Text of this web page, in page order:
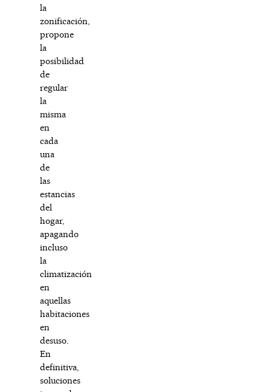
la
zonificación,
propone
la
posibilidad
de
regular
la
misma
en
cada
una
de
las
estancias
del
hogar,
apagando
incluso
la
climatización
en
aquellas
habitaciones
en
desuso.
En
definitiva,
soluciones